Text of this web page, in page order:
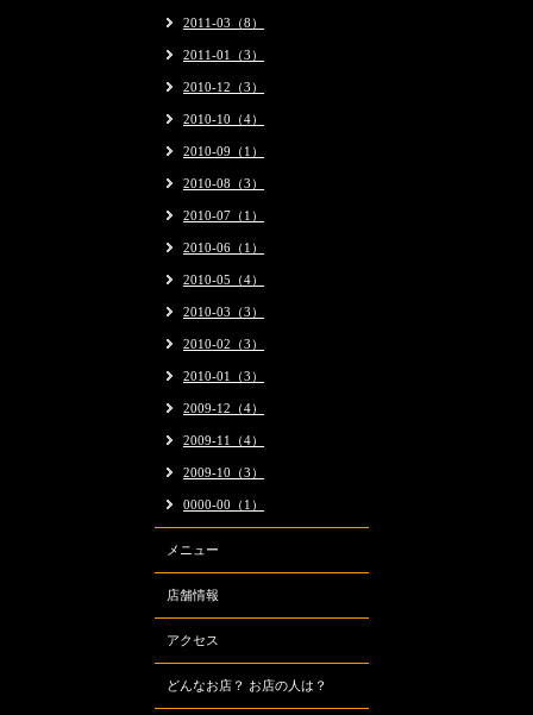
2011-03（8）
2011-01（3）
2010-12（3）
2010-10（4）
2010-09（1）
2010-08（3）
2010-07（1）
2010-06（1）
2010-05（4）
2010-03（3）
2010-02（3）
2010-01（3）
2009-12（4）
2009-11（4）
2009-10（3）
0000-00（1）
メニュー
店舗情報
アクセス
どんなお店？ お店の人は？